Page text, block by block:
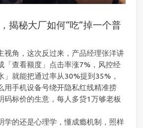
揭秘大厂如何“吃”掉一个普
视角，这次反过来，产品经理张洋讲
「查看额度」点击率涨7%，风控经
」就能把通过率从30%提到35%，
用手机设备号绕开隐私红线精准捞
码标价的生意，每人多贷1万够老板
学的还是心理学，懂成瘾机制，照样